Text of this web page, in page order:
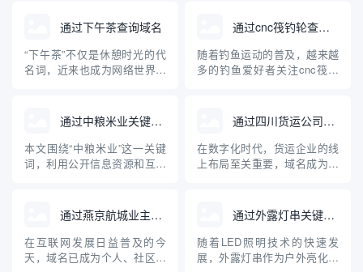
通过下午茶查询域名
“下午茶”不仅是休憩时光的代
名词，近来也成为网络世界中
营企业的朋友来说，快速、准
确地查询域名及其关联信息是
一项十分重要的任务。本文将
对“下午茶”域名查询工具的原
通过cnc筏钓轮查询域名
随着钓鱼运动的普及，越来越
多的钓鱼爱好者关注cnc筏钓
牌的域名注册及查询成为大家
关心的问题。本文将从“cnc筏
钓轮”出发，介绍如何查询相关
域名，并普及域名查询的基础
通过中粮米业关键词查询到的域名
本文围绕“中粮米业”这一关键
词，利用公开信息资源和互联
名，并探讨企业域名注册与保
护的重要性。通过具体案例，
普及企业开展网络布局、加强
品牌保护的科普知识，为中小
通过四川货运公司查询域名
在数字化时代，货运企业的线
上布局至关重要，域名成为企
公司查询其域名，以及域名在
货运行业中的重要作用，帮助
企业和个人规范管理和查询域
名，提高网络安全意识。
通过燕京航城业主群查询域名
在互联网发展日益普及的今
天，域名已成为个人、社区、
通过外露灯串关键词查询到的域名
随着LED照明技术的快速发
展，外露灯串作为户外亮化工